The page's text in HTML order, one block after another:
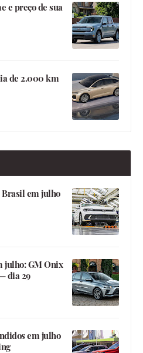
e preço de sua
de 2.000 km
em julho
julho: GM Onix
dia 29
em julho